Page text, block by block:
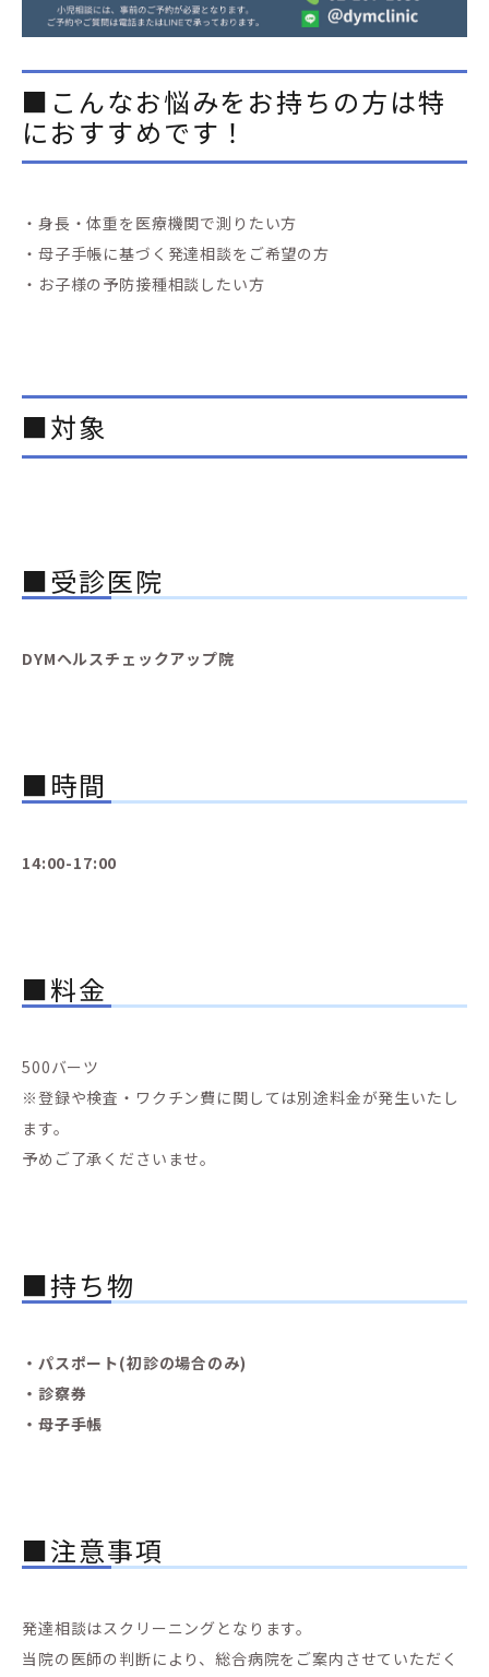
■こんなお悩みをお持ちの方は特
におすすめです！
・身長・体重を医療機関で測りたい方
・母子手帳に基づく発達相談をご希望の方
・お子様の予防接種相談したい方
■対象
■受診医院
DYMヘルスチェックアップ院
■時間
14:00-17:00
■料金
500バーツ
※登録や検査・ワクチン費に関しては別途料金が発生いたし
ます。
予めご了承くださいませ。
■持ち物
・パスポート(初診の場合のみ)
・診察券
・母子手帳
■注意事項
発達相談はスクリーニングとなります。
当院の医師の判断により、総合病院をご案内させていただく